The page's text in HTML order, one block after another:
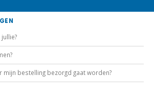
mijn bestelling bezorgd gaat worden?